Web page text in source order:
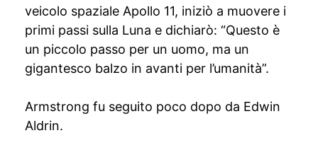
veicolo spaziale Apollo 11, iniziò a muovere i
primi passi sulla Luna e dichiarò: “Questo è
un piccolo passo per un uomo, ma un
gigantesco balzo in avanti per l’umanità”.
Armstrong fu seguito poco dopo da Edwin
Aldrin.